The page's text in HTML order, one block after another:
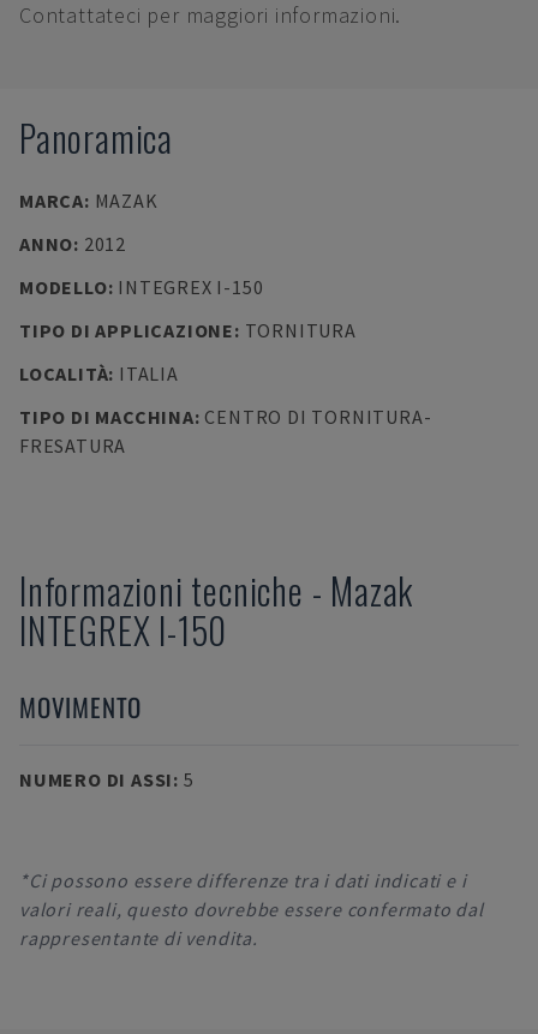
Contattateci per maggiori informazioni.
Panoramica
MARCA: MAZAK
ANNO: 2012
MODELLO: INTEGREX I-150
TIPO DI APPLICAZIONE: TORNITURA
LOCALITÀ: ITALIA
TIPO DI MACCHINA: CENTRO DI TORNITURA-
FRESATURA
Informazioni tecniche - Mazak
INTEGREX I-150
MOVIMENTO
NUMERO DI ASSI: 5
*Ci possono essere differenze tra i dati indicati e i
valori reali, questo dovrebbe essere confermato dal
rappresentante di vendita.